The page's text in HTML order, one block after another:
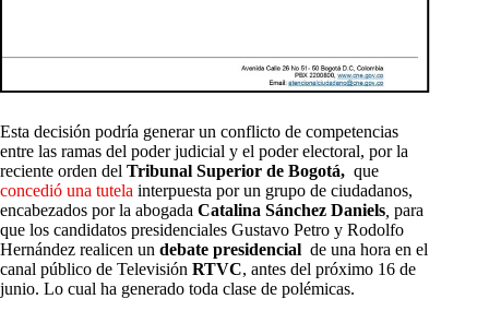
Esta decisión podría generar un conflicto de competencias
entre las ramas del poder judicial y el poder electoral, por la
reciente orden del Tribunal Superior de Bogotá, que
concedió una tutela interpuesta por un grupo de ciudadanos,
encabezados por la abogada Catalina Sánchez Daniels para
que los candidatos presidenciales Gustavo Petro y Rodolfo
Hernández realicen un debate presidencial de una hora en el
canal público de Televisión RTVC, antes del próximo 16 de
junio. Lo cual ha generado toda clase de polémicas.